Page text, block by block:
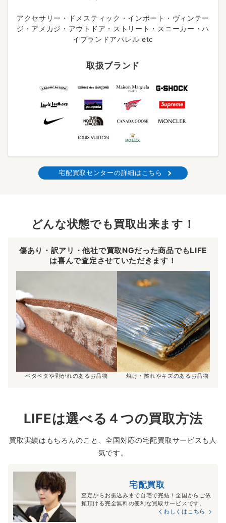
アクセサリー・ドメスティック・インポート・ヴィンテー
ジ・アメカジ・アウトドア・ストリート・スニーカー・ハ
イブランドアパレル etc
取扱ブランド
宅配買取センターの詳細はこちら
どんな状態でも買取出来ます！
傷あり・訳アリ・他社で買取NGだった商品でもLIFE
は喜んで査定させていただきます！
ベタベタや剥がれのあるお品物 焼け・擦れやキズのあるお品物
LIFEは選べる４つの買取方法
買取実績はもちろんのこと、全国対応の宅配買取サービスも人
気です。
宅配買取
査定からお振込みまで自宅で完結！全国からご依
頼頂ける完全無料の便利な買取サービスです。
くわしくはこちら